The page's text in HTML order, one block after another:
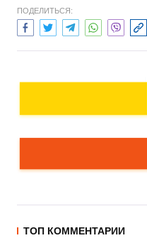
ПОДЕЛИТЬСЯ:
ТОП КОММЕНТАРИИ